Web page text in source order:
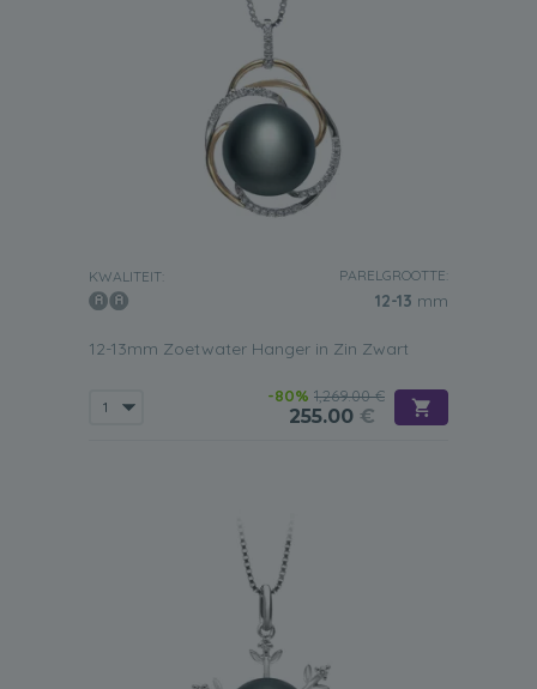
KWALITEIT: PARELGROOTTE:
12-13 mm
12-13mm Zoetwater Hanger in Zin Zwart
-80% 1,269.00 €
255.00 €